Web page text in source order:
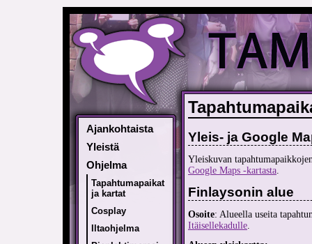
Ajankohtaista
Yleistä
Ohjelma
Tapahtumapaikat
ja kartat
Cosplay
Iltaohjelma
Yleis- ja Google
Yleiskuvan
Google Maps -kartasta.
Finlaysonin alue
Osoite: Alueella useita
Itäisellekadulle.